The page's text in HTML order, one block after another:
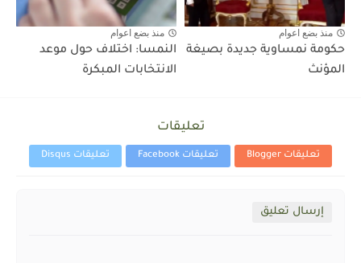
منذ بضع اعوام
حكومة نمساوية جديدة بصيغة
المؤنث
منذ بضع اعوام
النمسا: اختلاف حول موعد
الانتخابات المبكرة
تعليقات
تعليقات Blogger تعليقات Facebook تعليقات Disqus
إرسال تعليق